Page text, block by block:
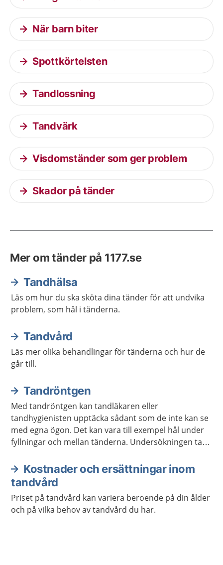
När barn biter
Spottkörtelsten
Tandlossning
Tandvärk
Visdomständer som ger problem
Skador på tänder
Mer om tänder på 1177.se
Tandhälsa
Läs om hur du ska sköta dina tänder för att undvika
problem, som hål i tänderna.
Tandvård
Läs mer olika behandlingar för tänderna och hur de
går till.
Tandröntgen
Med tandröntgen kan tandläkaren eller
tandhygienisten upptäcka sådant som de inte kan se
med egna ögon. Det kan vara till exempel hål under
fyllningar och mellan tänderna. Undersökningen tar
Kostnader och ersättningar inom
tandvård
Priset på tandvård kan variera beroende på din ålder
och på vilka behov av tandvård du har.